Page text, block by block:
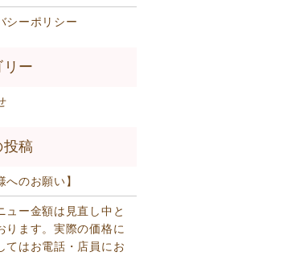
シーポリシー
へのお願い】
ュー金額は見直し中と
ります。実際の価格に
てはお電話・店員にお